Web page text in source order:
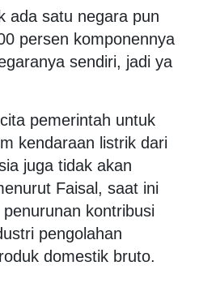
ada satu negara pun
persen komponennya
sendiri, jadi ya
pemerintah untuk
kendaraan listrik dari
juga tidak akan
Faisal, saat ini
kontribusi
pengolahan
domestik bruto.